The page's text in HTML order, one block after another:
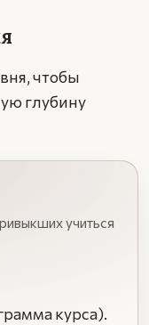
чтобы
глубину
учиться
курса).